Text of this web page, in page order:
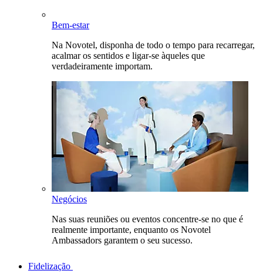
Bem-estar
Na Novotel, disponha de todo o tempo para recarregar,
acalmar os sentidos e ligar-se àqueles que
verdadeiramente importam.
Negócios
Nas suas reuniões ou eventos concentre-se no que é
realmente importante, enquanto os Novotel
Ambassadors garantem o seu sucesso.
Fidelização